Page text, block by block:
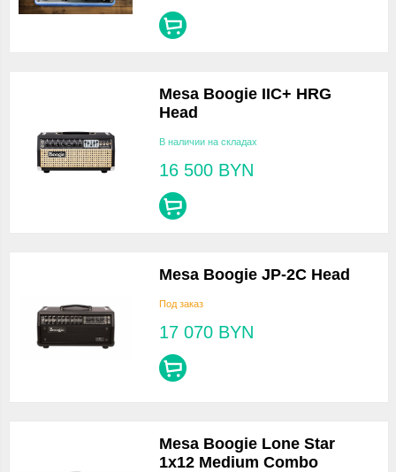
Mesa Boogie IIC+ HRG
Head
В наличии на складах
16 500 BYN
Mesa Boogie JP-2C Head
Под заказ
17 070 BYN
Mesa Boogie Lone Star
1x12 Medium Combo